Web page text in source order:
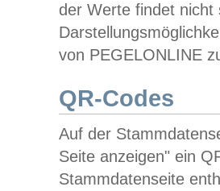
der Werte findet
von PEGELONLINE
QR-Codes
Auf der
Seite anzeigen" ein
Stammdatenseite